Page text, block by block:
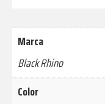
Marca
Black Rhino
Color